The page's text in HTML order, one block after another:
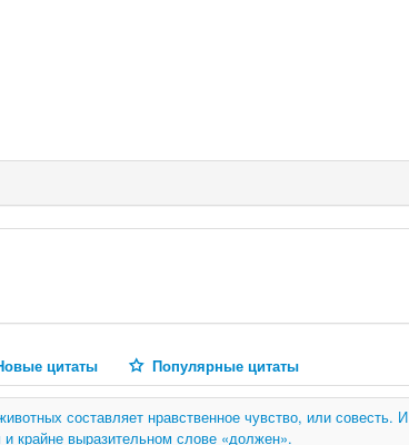
цитаты Популярные цитаты
составляет нравственное чувство, или совесть. И
крайне выразительном слове «должен».